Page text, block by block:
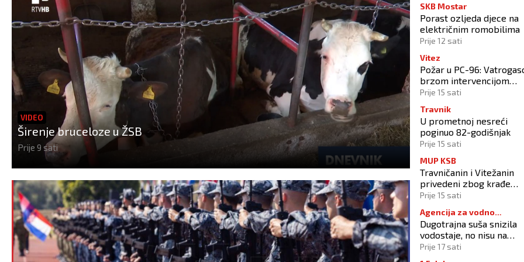
VIDEO
Širenje bruceloze u ŽSB
Prije 9 sati
SKB Mostar
Porast ozljeda djece na
električnim romobilima
Prije 12 sati
Vitez
Požar u PC-96:
brzom intervencijom
spriječili širenje vatre na
Prije 15 sati
Travnik
U prometnoj nesreći
poginuo 82-godišnjak
Prije 15 sati
MUP KSB
Travničanin i Vitežanin
privedeni zbog krađe
goriva
Prije 15 sati
Agencija za vodno
područje Jadranskog mora
Dugotrajna suša snizila
vodostaje, no nisu na
rekordno niskim
Prije 17 sati